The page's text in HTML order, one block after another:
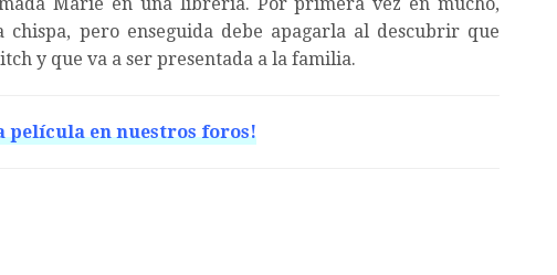
pero enseguida debe apagarla al descubrir que
y que va a ser presentada a la familia.
película en nuestros foros!